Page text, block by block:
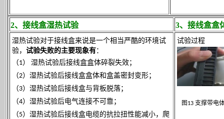
2、接线盒湿热试验 3、接线盒盒
湿热试验对于接线盒来说是一个相当严酷的环境试
验， 试验失败的主要现象有：
（1）
湿热试验后接线盒盒体碎裂失效；
（2）湿热试验后接线盒盒体和盒盖密封变形；
（3）湿热试验后接线盒与背板脱落；
（4）湿热试验后电气连接不可靠；
（5）湿热试验后接线盒电缆的抗拉扭性能减小，爬
试验过程
图 13 支撑带电